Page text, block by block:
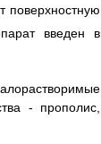
поверхностную
введен в
- прополис,